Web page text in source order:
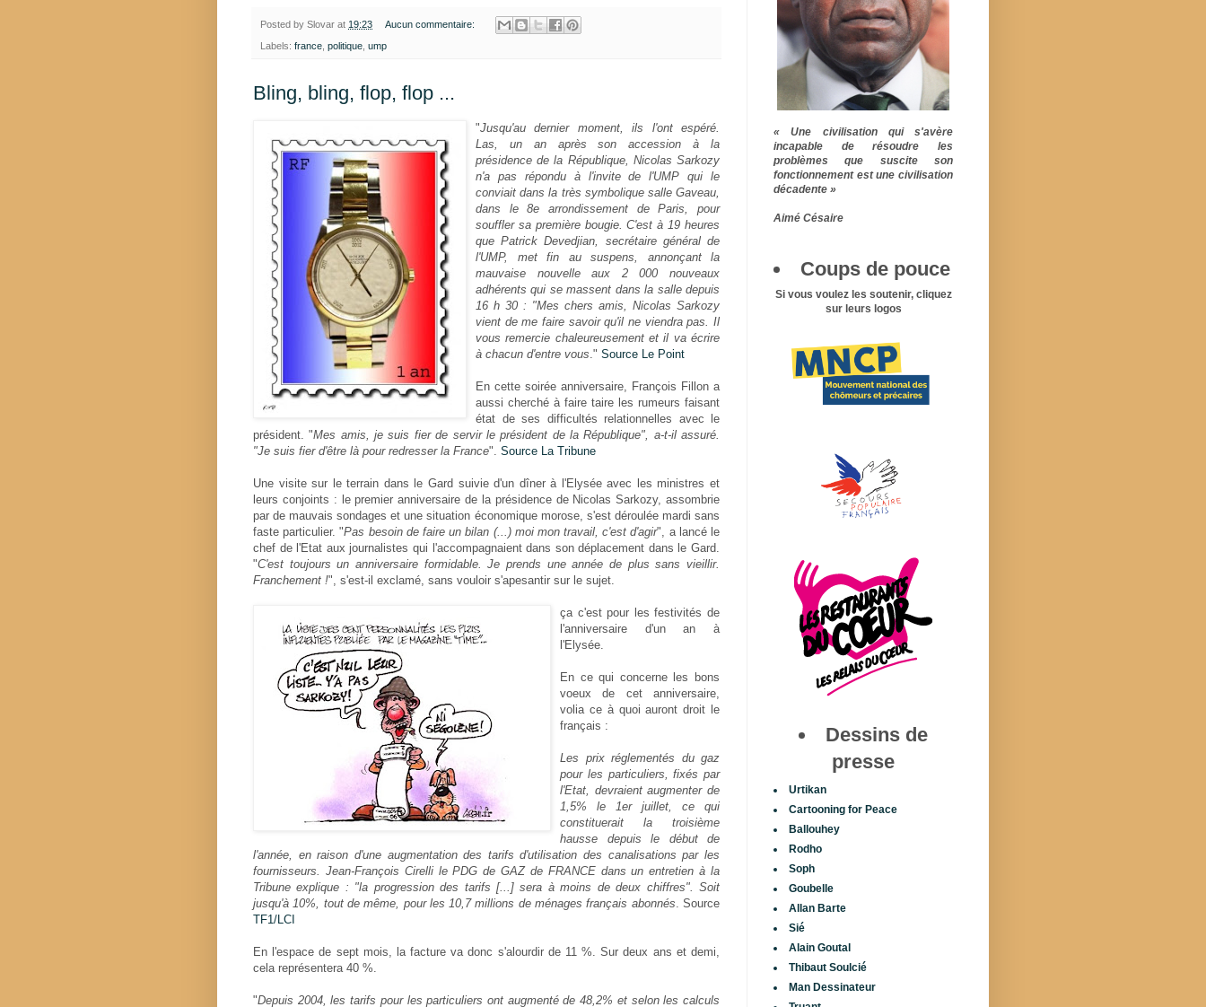
Posted by Slovar at 19:23 Aucun commentaire:
Labels: france, politique, ump
Bling, bling, flop, flop ...
"Jusqu'au dernier moment, ils l'ont espéré.
Las, un an après son accession à la
présidence de la République, Nicolas Sarkozy
n'a pas répondu à l'invite de l'UMP qui le
conviait dans la très symbolique salle Gaveau,
dans le 8e arrondissement de Paris, pour
souffler sa première bougie. C'est à 19 heures
que Patrick Devedjian, secrétaire général de
l'UMP, met fin au suspens, annonçant la
mauvaise nouvelle aux 2 000 nouveaux
adhérents qui se massent dans la salle depuis
16 h 30 : "Mes chers amis, Nicolas Sarkozy
vient de me faire savoir qu'il ne viendra pas. Il
vous remercie chaleureusement et il va écrire
à chacun d'entre vous ." Source Le Point
En cette soirée anniversaire, François Fillon a
aussi cherché à faire taire les rumeurs faisant
état de ses difficultés relationnelles avec le
président. "Mes amis, je suis fier de servir le président de la République", a-t-il assuré.
"Je suis fier d'être là pour redresser la France". Source La Tribune
Une visite sur le terrain dans le Gard suivie d'un dîner à l'Elysée avec les ministres et
leurs conjoints : le premier anniversaire de la présidence de Nicolas Sarkozy, assombrie
par de mauvais sondages et une situation économique morose, s'est déroulée mardi sans
faste particulier. "Pas besoin de faire un bilan (...) moi mon travail, c'est d'agir", a lancé le
chef de l'Etat aux journalistes qui l'accompagnaient dans son déplacement dans le Gard.
"C'est toujours un anniversaire formidable. Je prends une année de plus sans vieillir.
Franchement !", s'est-il exclamé, sans vouloir s'apesantir sur le sujet.
ça c'est pour les festivités de
l'anniversaire d'un an à
l'Elysée.
En ce qui concerne les bons
voeux de cet anniversaire,
volia ce à quoi auront droit le
français :
Les prix réglementés du gaz
pour les particuliers, fixés par
l'Etat, devraient augmenter de
1,5% le 1er juillet, ce qui
constituerait la troisième
hausse depuis le début de
l'année, en raison d'une augmentation des tarifs d'utilisation des canalisations par les
fournisseurs. Jean-François Cirelli le PDG de GAZ de FRANCE dans un entretien à la
Tribune explique : "la progression des tarifs [...] sera à moins de deux chiffres". Soit
jusqu'à 10%, tout de même, pour les 10,7 millions de ménages français abonnés . Source
TF1/LCI
En l'espace de sept mois, la facture va donc s'alourdir de 11 %. Sur deux ans et demi,
cela représentera 40 %.
"Depuis 2004, les tarifs pour les particuliers ont augmenté de 48,2% et selon les calculs
« Une civilisation qui s'avère
incapable de résoudre les
problèmes que suscite son
fonctionnement est une civilisation
décadente »
Aimé Césaire
Coups de pouce
Si vous voulez les soutenir, cliquez
sur leurs logos
Dessins de
presse
Urtikan
Cartooning for Peace
Ballouhey
Rodho
Soph
Goubelle
Allan Barte
Sié
Alain Goutal
Thibaut Soulcié
Man Dessinateur